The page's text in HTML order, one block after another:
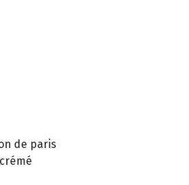
de paris